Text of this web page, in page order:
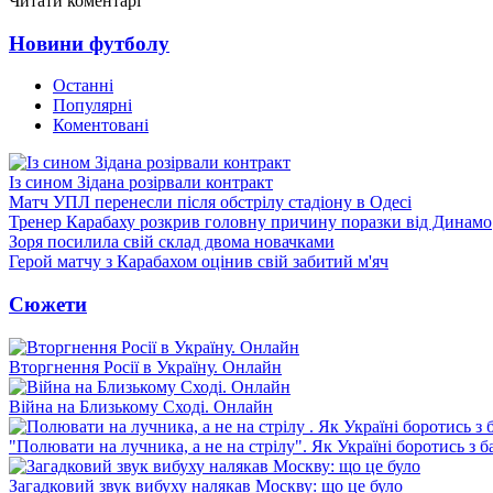
Новини футболу
Останні
Популярні
Коментовані
Із сином Зідана розірвали контракт
Матч УПЛ перенесли після обстрілу стадіону в Одесі
Тренер Карабаху розкрив головну причину поразки від Динамо
Зоря посилила свій склад двома новачками
Герой матчу з Карабахом оцінив свій забитий м'яч
Сюжети
Вторгнення Росії в Україну. Онлайн
Війна на Близькому Сході. Онлайн
"Полювати на лучника, а не на стрілу". Як Україні боротись з
Загадковий звук вибуху налякав Москву: що це було